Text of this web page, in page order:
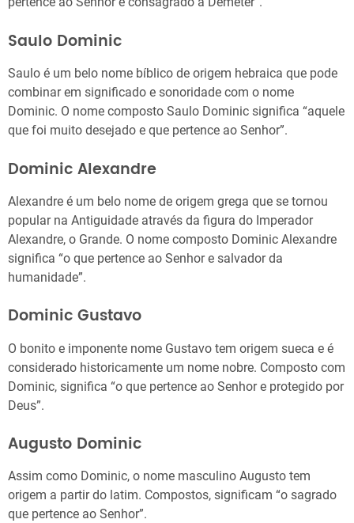
Saulo Dominic
Saulo é um belo nome bíblico de origem hebraica que pode
combinar em significado e sonoridade com o nome
Dominic. O nome composto Saulo Dominic significa “aquele
que foi muito desejado e que pertence ao Senhor”.
Dominic Alexandre
Alexandre é um belo nome de origem grega que se tornou
popular na Antiguidade através da figura do Imperador
Alexandre, o Grande. O nome composto Dominic Alexandre
significa “o que pertence ao Senhor e salvador da
humanidade”.
Dominic Gustavo
O bonito e imponente nome Gustavo tem origem sueca e é
considerado historicamente um nome nobre. Composto com
Dominic, significa “o que pertence ao Senhor e protegido por
Deus”.
Augusto Dominic
Assim como Dominic, o nome masculino Augusto tem
origem a partir do latim. Compostos, significam “o sagrado
que pertence ao Senhor”.